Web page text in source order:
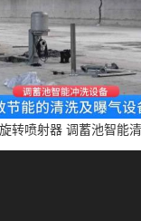
转喷射器 调蓄池智能
点对点面对面旋转清洗